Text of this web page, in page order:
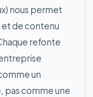
nous permet
de contenu
refonte
un
pas comme une